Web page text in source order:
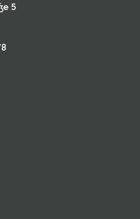
5